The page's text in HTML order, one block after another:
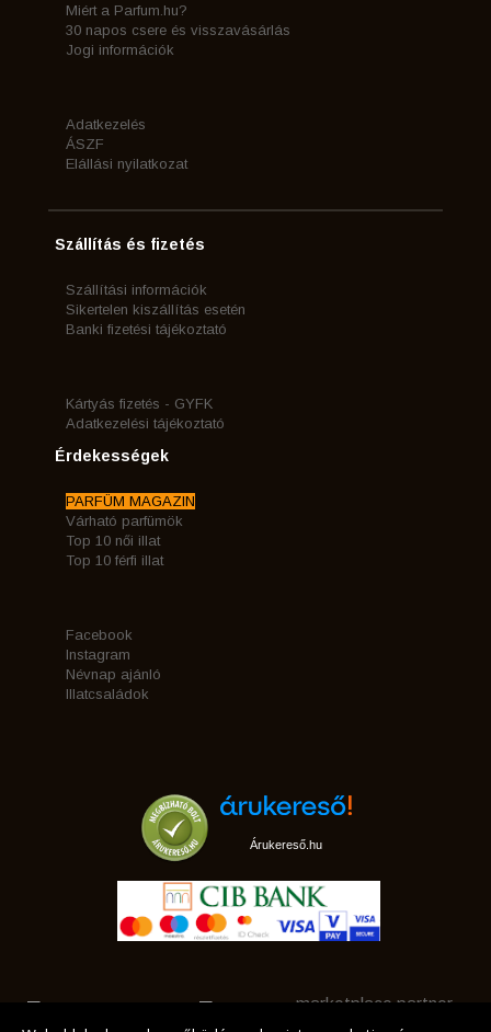
Miért a Parfum.hu?
30 napos csere és visszavásárlás
Jogi információk
Adatkezelés
ÁSZF
Elállási nyilatkozat
Szállítás és fizetés
Szállítási információk
Sikertelen kiszállítás esetén
Banki fizetési tájékoztató
Kártyás fizetés - GYFK
Adatkezelési tájékoztató
Érdekességek
PARFÜM MAGAZIN
Várható parfümök
Top 10 női illat
Top 10 férfi illat
Facebook
Instagram
Névnap ajánló
Illatcsaládok
Árukereső.hu
marketplace partner